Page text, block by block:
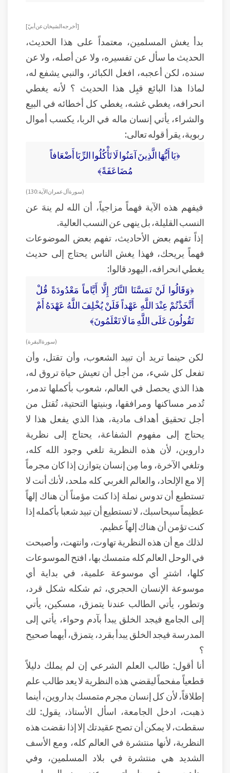
[ أخرجه الشيخان عن أبيّ ]
بدأ يغش المسلمين، معتمداً على هذا الحديث،
الحديث ما سأل عن تفسيره، ولا عن أصله، ولا عن
سنده، لكن أعجبه، افعل الكبائر، والنبي يشفع له،
لماذا هذا البائع قبِل هذا الحديث ؟ لأنه يغطي
انحرافه، يغطي غشه، يغطي كل أخطائه في البيع
والشراء، يأتي إنسان ماله في الربا، يكسب أموال
ربوية، يقرأ قوله تعالى:
﴿يَا أَيُّهَا الَّذِينَ آمَنُوا لَا تَأْكُلُوا الرِّبَا أَضْعَافاً
مُضَاعَفَةً﴾
( سورة آل عمران الآية: 130 )
فيفهم هذه الآية فهماً مزاجياً، أن الله لم ينهَ عن
النسب القليلة، بل ينهى عن النسب العالية.
إذاً تفهم بعض الأحاديث، تفهم بعض الموضوعات
فهماً يريحك، فهذا يغش الناس يحتاج إلى حديث
يغطي انحرافه، اليهود قالوا:
﴿وَقَالُوا لَنْ تَمَسَّنَا النَّارُ إِلَّا أَيَّاماً مَعْدُودَةً قُلْ
أَتَّخَذْتُمْ عِنْدَ اللَّهِ عَهْداً فَلَنْ يُخْلِفَ اللَّهُ عَهْدَهُ أَمْ
تَقُولُونَ عَلَى اللَّهِ مَا لَا تَعْلَمُونَ﴾
( سورة البقرة )
لكن حينما تريد أن تبيد الشعوب، وأن تقتل، وأن
تفعل كل شيء، من أجل أن تعيش حياة تروق له،
هذا الذي يحصل في العالم، شعوب بأكملها تدمر،
تُدمر مساكنها ومرافقها، وبنيتها التحتية، تُقتل من
أجل تحقيق أهداف مادية، هذا الذي يفعل هذا لا
يحتاج إلى مفهوم الشفاعة، يحتاج إلى نظرية
داروين، لأن هذه النظرية تلغي وجود الله كله،
وتلغي الآخرة، وما مِن إنسان يتوازن إذا كان مجرماً
إلا مع الإلحاد، والعالم الغربي كله ملحد، لأنك أنت لا
تستطيع أن تدوس نملة إذا كنت مؤمناً أن هناك إلهاً
عظيماً سيحاسبك، لا تستطيع أن تبيد شعبا بأكمله إذا
كنت تؤمن أن هناك إلهاً عظيم.
لذلك مع أن هذه النظرية تهاوت، وانتهت، وأصبحت
في الوحل العالم كله متمسك بها، افتح الموسوعات
كلها، اشترِ أي موسوعة علمية، في بداية أي
موسوعة الإنسان الحجري، ثم شكله شكل قرد،
وتطور، يأتي الطالب عندنا يتمزق، مسكين، يأتي
إلى الجامع فيجد الخلق يبدأ بآدم وحواء، يأتي إلى
المدرسة فيجد الخلق يبدأ بقرد، يتمزق، أيهما صحيح
؟
أنا أقول: طالب العلم الشرعي إن لم يملك دليلاً
قطعياً مفحماً ليقضي هذه النظرية لا يعد طالب علم
إطلاقاً، لأن كل إنسان مجرم متمسك بداروين، أينما
ذهبت، ادخل الجامعة، اسأل الأستاذ، يقول: لك
سقطت، لا يمكن أن تصح عقيدتك إلا إذا نقضت هذه
النظرية، لأنها منتشرة في العالم كله، ومع الأسف
الشديد هي منتشرة في بلاد المسلمين، وفي